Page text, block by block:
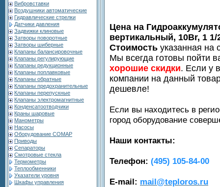
Вибровставки
Воздушники автоматические
Гидравлические стрелки
Датчики давления
Задвижки клиновые
Затворы поворотные
Затворы шиберные
Клапаны балансировочные
Клапаны регулирующие
Клапаны редукционные
Клапаны поплавковые
Клапаны обратные
Клапаны предохранительные
Клапаны перепускные
Клапаны электромагнитные
Конденсатоотводчики
Краны шаровые
Манометры
Насосы
Оборудование COMAP
Приводы
Сепараторы
Смотровые стекла
Термометры
Теплообменники
Указатели уровня
Шкафы управления
Цена на
вертикальный, 10Br, 1
Стоимость указанная на
Мы всегда готовы пойти
хорошие скидки. Если у
компании на данный
дешевле!
Если вы находитесь в
город оборудование
Наши контакты:
Телефон: (495) 105-84-00
E-mail: mail@teploros.ru